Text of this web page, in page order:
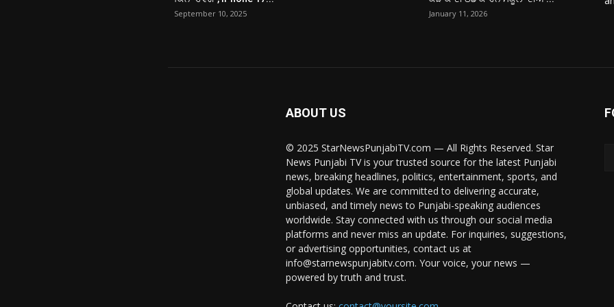
September 10, 2025 January 11, 2026
ABOUT US
© 2025 StarNewsPunjabiTV.com — All Rights Reserved. Star
News Punjabi TV is your trusted source for the latest Punjabi
news, breaking headlines, politics, entertainment, sports, and
global updates. We are committed to delivering accurate,
unbiased, and timely news to Punjabi-speaking audiences
worldwide. Stay connected with us through our social media
platforms and never miss an update. For inquiries, suggestions,
or advertising opportunities, contact us at
info@starnewspunjabitv.com. Your voice, your news —
powered by truth and trust.